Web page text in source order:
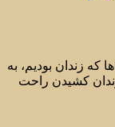
که زندان بودیم، به
کشیدن راحت